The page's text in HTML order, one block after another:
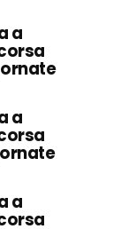
a
a
a